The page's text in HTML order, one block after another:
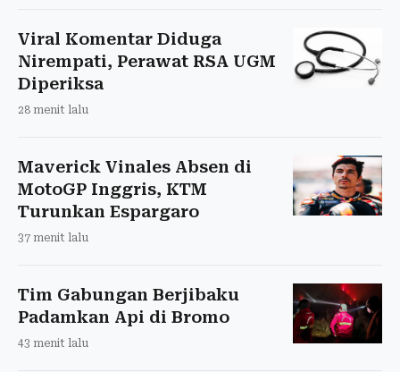
Viral Komentar Diduga
Nirempati, Perawat RSA UGM
Diperiksa
28 menit lalu
Maverick Vinales Absen di
MotoGP Inggris, KTM
Turunkan Espargaro
37 menit lalu
Tim Gabungan Berjibaku
Padamkan Api di Bromo
43 menit lalu